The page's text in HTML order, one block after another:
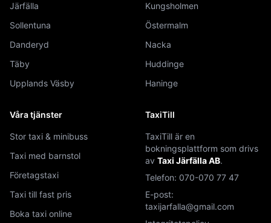
Järfälla
Sollentuna
Danderyd
Täby
Upplands Väsby
Kungsholmen
Östermalm
Nacka
Huddinge
Haninge
Våra tjänster
Stor taxi & minibuss
Taxi med barnstol
Företagstaxi
Taxi till fast pris
Boka taxi online
TaxiTill
TaxiTill är en
bokningsplattform som drivs
av Taxi Järfälla AB.
Telefon: 070-070 77 47
E-post:
taxijarfalla@gmail.com